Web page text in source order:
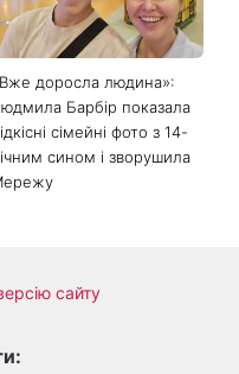
доросла людина»:
Барбір показала
сімейні фото з 14-
сином і зворушила
сайту